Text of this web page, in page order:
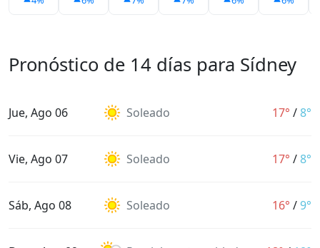
Pronóstico de 14 días para Sídney
Jue, Ago 06 Soleado 17° /8°
Vie, Ago 07 Soleado 17° /8°
Sáb, Ago 08 Soleado 16° /9°